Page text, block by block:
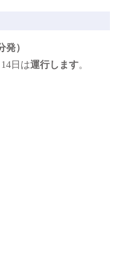
発）
日は運行します。